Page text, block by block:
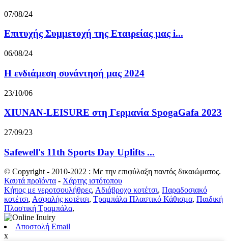
07/08/24
Επιτυχής Συμμετοχή της Εταιρείας μας i...
06/08/24
Η ενδιάμεση συνάντησή μας 2024
23/10/06
XIUNAN-LEISURE στη Γερμανία SpogaGafa 2023
27/09/23
Safewell's 11th Sports Day Uplifts ...
© Copyright - 2010-2022 : Με την επιφύλαξη παντός δικαιώματος.
Καυτά προϊόντα - Χάρτης ιστότοπου
Κήπος με νεροτσουλήθρες, Αδιάβροχο κοτέτσι, Παραδοσιακό
κοτέτσι, Ασφαλής κοτέτσι, Τραμπάλα Πλαστικό Κάθισμα, Παιδική
Πλαστική Τραμπάλα,
Αποστολή Email
x